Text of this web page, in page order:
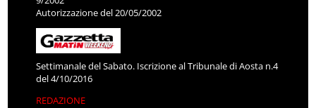
Autorizzazione del 20/05/2002
Settimanale del Sabato. Iscrizione al Tribunale di Aosta n.4
del 4/10/2016
REDAZIONE